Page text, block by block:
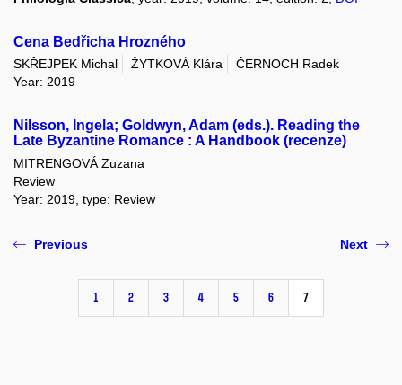
Cena Bedřicha Hrozného
SKŘEJPEK Michal ŽYTKOVÁ Klára
ČERNOCH Radek
Year: 2019
Nilsson, Ingela; Goldwyn, Adam (eds.). Reading the
Late Byzantine Romance : A Handbook (recenze)
MITRENGOVÁ Zuzana
Review
Year: 2019, type: Review
Previous
1 2 3 4 5 6 7
Next